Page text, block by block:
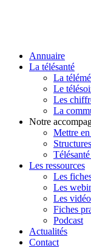
Annuaire
La télésanté
La
Le
Les
La
Notre
Mettre
Les ressources
Les
Les
Les
Fiches
Podcast
Actualités
Contact